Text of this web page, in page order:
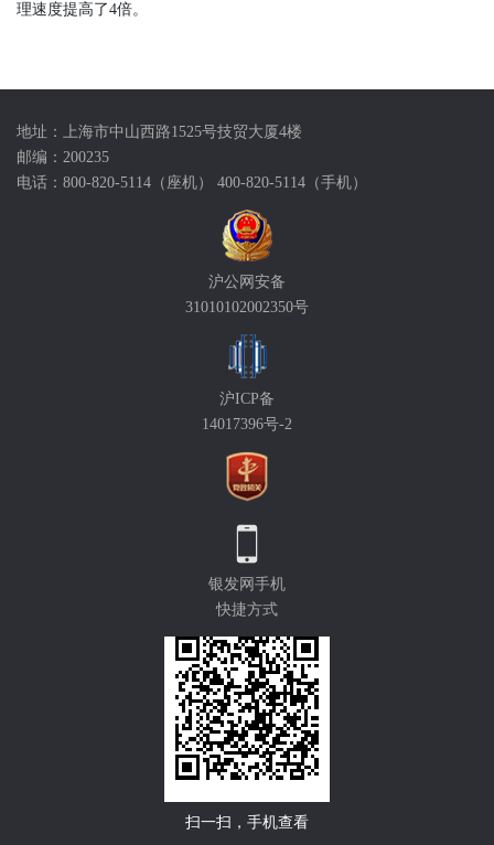
理速度提高了4倍。
地址：上海市中山西路1525号技贸大厦4楼
邮编：200235
电话：800-820-5114（座机） 400-820-5114（手机）
沪公网安备
31010102002350号
沪ICP备
14017396号-2
银发网手机
快捷方式
扫一扫，手机查看